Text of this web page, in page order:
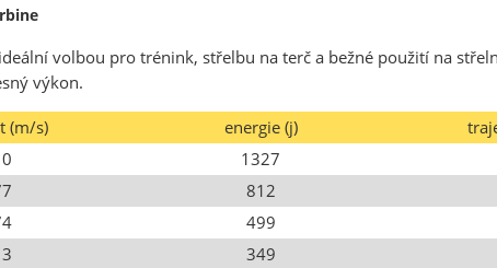
volbou pro trénink, střelbu na terč a bežné použití na
výkon.
(m/s) energie (j)
1327
812
499
349